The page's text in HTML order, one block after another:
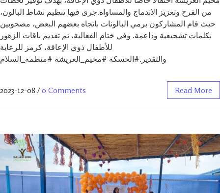
من الفرح وتعزيز الاندماج والمساواة.جرى فيها تنظيم نشاط البالون،
حيث قام المشاركون برمي البالونات باتجاه بعضهم البعض، مصحوبين
بكلمات تشجيعية وداعمة. وفي ختام الفعالية، تم تقديم باقات الزهور
للأطفال ذوي الإعاقة، كرمز للرعاية
والتقدير.#الحسكة #مخيم_العريشة #منظمة_السلام
2023-12-08 / 0 Comments Read More